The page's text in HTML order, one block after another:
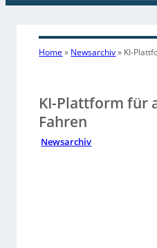
Home » Newsarchiv» KI-
KI-Plattform für
Fahren
Newsarchiv